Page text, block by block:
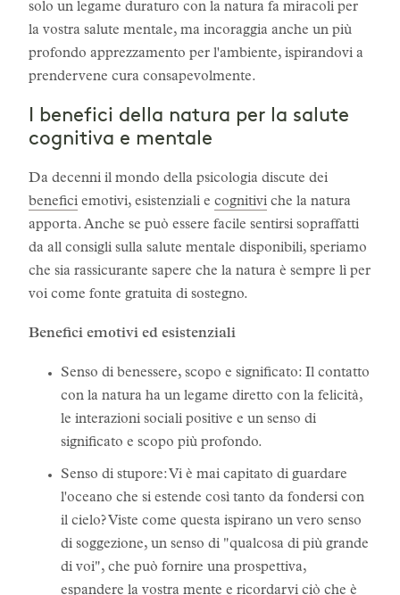
solo un legame duraturo con la natura fa miracoli per
la vostra salute mentale, ma incoraggia anche un più
profondo apprezzamento per l'ambiente, ispirandovi a
prendervene cura consapevolmente.
I benefici della natura per la salute
cognitiva e mentale
Da decenni il mondo della psicologia discute dei
benefici emotivi, esistenziali e cognitivi che la natura
apporta. Anche se può essere facile sentirsi sopraffatti
da all consigli sulla salute mentale disponibili, speriamo
che sia rassicurante sapere che la natura è sempre lì per
voi come fonte gratuita di sostegno.
Benefici emotivi ed esistenziali
Senso di benessere, scopo e significato: Il contatto
con la natura ha un legame diretto con la felicità,
le interazioni sociali positive e un senso di
significato e scopo più profondo.
Senso di stupore: Vi è mai capitato di guardare
l'oceano che si estende così tanto da fondersi con
il cielo? Viste come questa ispirano un vero senso
di soggezione, un senso di "qualcosa di più grande
di voi", che può fornire una prospettiva,
espandere la vostra mente e ricordarvi ciò che è